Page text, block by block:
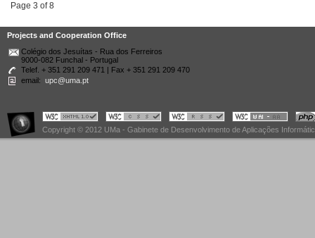
Page 3 of 8
Projects and Cooperation Office
Colégio dos Jesuítas - Rua dos Ferreiros
9000-082 Funchal - Portugal
Telef. + 351 291 209 471 | Fax + 351 291 209 470
email: upc@uma.pt
Copyright © 2012 UMa - Gabinete de Desenvolvimento de Aplicações